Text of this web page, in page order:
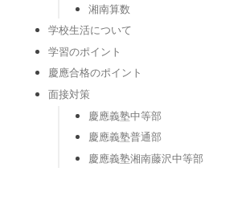
湘南算数
学校生活について
学習のポイント
慶應合格のポイント
面接対策
慶應義塾中等部
慶應義塾普通部
慶應義塾湘南藤沢中等部